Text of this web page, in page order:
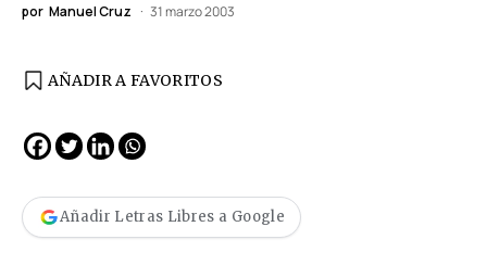
por Manuel Cruz 31 marzo 2003
AÑADIR A FAVORITOS
Añadir Letras Libres a Google